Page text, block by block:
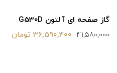
گاز صفحه ای آلتون G530D
41,580,000 36,590,400 تومان